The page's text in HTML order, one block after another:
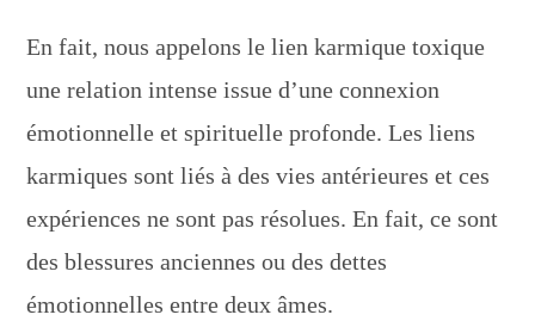
En fait, nous appelons le lien karmique toxique
une relation intense issue d’une connexion
émotionnelle et spirituelle profonde. Les liens
karmiques sont liés à des vies antérieures et ces
expériences ne sont pas résolues. En fait, ce sont
des blessures anciennes ou des dettes
émotionnelles entre deux âmes.